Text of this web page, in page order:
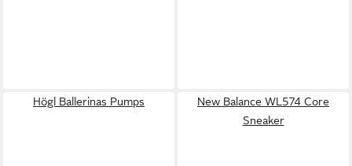
Högl Ballerinas Pumps
New Balance WL574 Core
Sneaker